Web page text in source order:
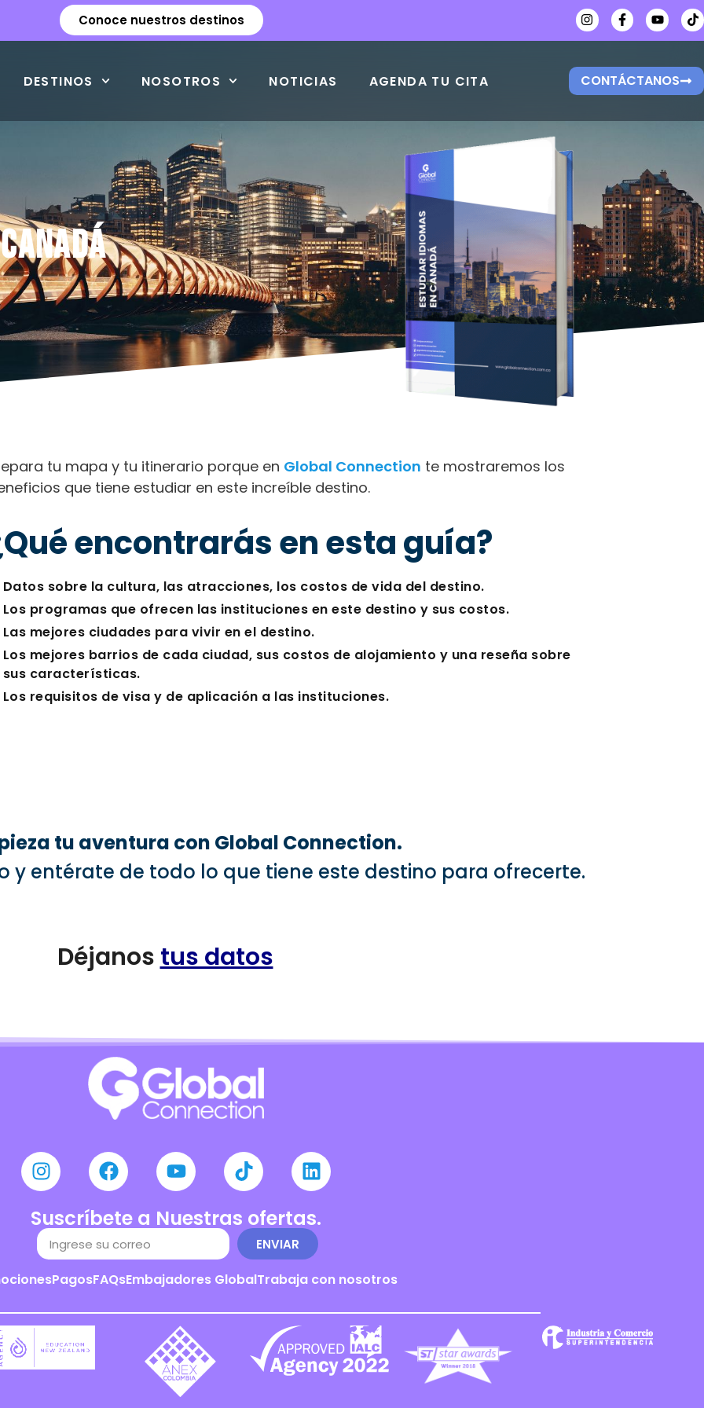
Conoce nuestros destinos
DESTINOS NOSOTROS NOTICIAS AGENDA TU CITA CONTÁCTANOS
tu mapa y tu itinerario porque en Global Connection te mostraremos los
que tiene estudiar en este increíble destino.
encontrarás en esta guía?
Datos sobre la cultura, las atracciones, los costos de vida del destino.
Los programas que ofrecen las instituciones en este destino y sus costos.
Las mejores ciudades para vivir en el destino.
Los mejores barrios de cada ciudad, sus costos de alojamiento y una reseña sobre
sus características.
Los requisitos de visa y de aplicación a las instituciones.
tu aventura con Global Connection.
y entérate de todo lo que tiene este destino para ofrecerte.
Déjanos tus datos
Suscríbete a Nuestras ofertas.
ENVIAR
PagosFAQsEmbajadores GlobalTrabaja con nosotros